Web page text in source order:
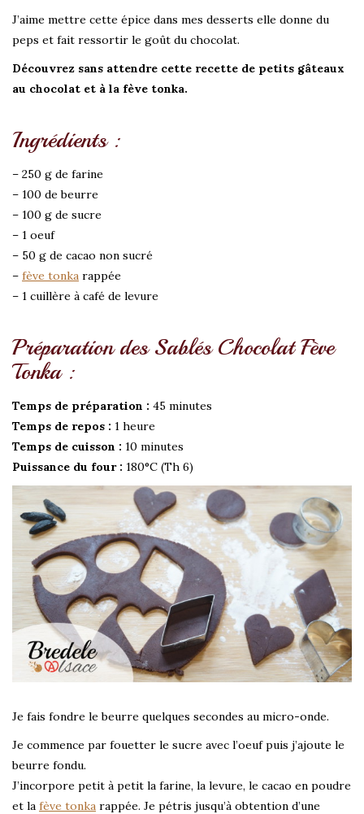
J’aime mettre cette épice dans mes desserts elle donne du
peps et fait ressortir le goût du chocolat.
Découvrez sans attendre cette recette de petits gâteaux
au chocolat et à la fève tonka.
Ingrédients :
– 250 g de farine
– 100 de beurre
– 100 g de sucre
– 1 oeuf
– 50 g de cacao non sucré
– fève tonka rappée
– 1 cuillère à café de levure
Préparation des Sablés Chocolat Fève
Tonka :
Temps de préparation : 45 minutes
Temps de repos : 1 heure
Temps de cuisson : 10 minutes
Puissance du four : 180°C (Th 6)
Je fais fondre le beurre quelques secondes au micro-onde.
Je commence par fouetter le sucre avec l’oeuf puis j’ajoute le
beurre fondu.
J’incorpore petit à petit la farine, la levure, le cacao en poudre
et la fève tonka rappée. Je pétris jusqu’à obtention d’une